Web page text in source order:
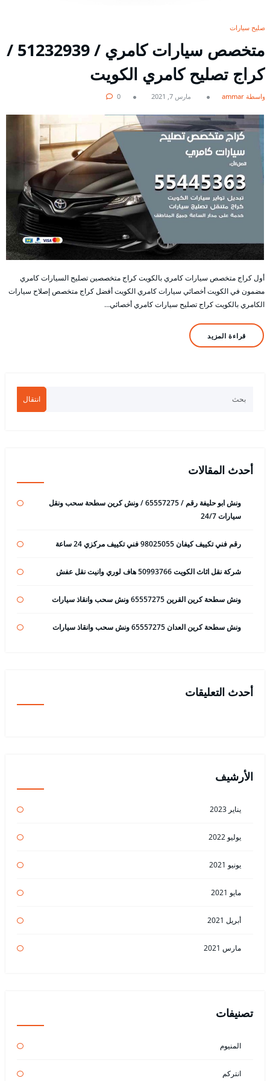
تصليح سيارات
متخصص سيارات كامري / 51232939‬ /
كراج تصليح كامري الكويت
بواسطة ammar مارس 7, 2021 0
أول كراج متخصص سيارات كامري بالكويت كراج متخصصين تصليح السيارات كامري
مضمون في الكويت أخصائي سيارات كامري الكويت أفضل كراج متخصص إصلاح سيارات
الكامري بالكويت كراج تصليح سيارات كامري أخصائي…
قراءة المزيد
انتقال
أحدث المقالات
ونش ابو حليفة رقم / 65557275 / ونش كرين سطحة سحب ونقل
سيارات 24/7
رقم فني تكييف كيفان 98025055 فني تكييف مركزي 24 ساعة
شركة نقل اثاث الكويت 50993766 هاف لوري وانيت نقل عفش
ونش سطحة كرين القرين 65557275 ونش سحب وانقاذ سيارات
ونش سطحة كرين العدان 65557275 ونش سحب وانقاذ سيارات
أحدث التعليقات
الأرشيف
يناير 2023
يوليو 2022
يونيو 2021
مايو 2021
أبريل 2021
مارس 2021
تصنيفات
المنيوم
انتركم